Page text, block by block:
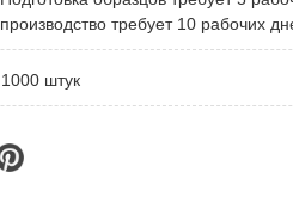
производство требует 10 рабочих
1000 штук